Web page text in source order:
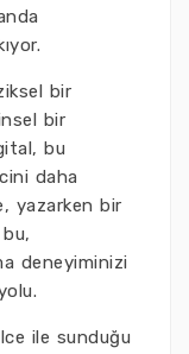
bir
bir
bu
daha
yazarken bir
deneyiminizi
ile sunduğu